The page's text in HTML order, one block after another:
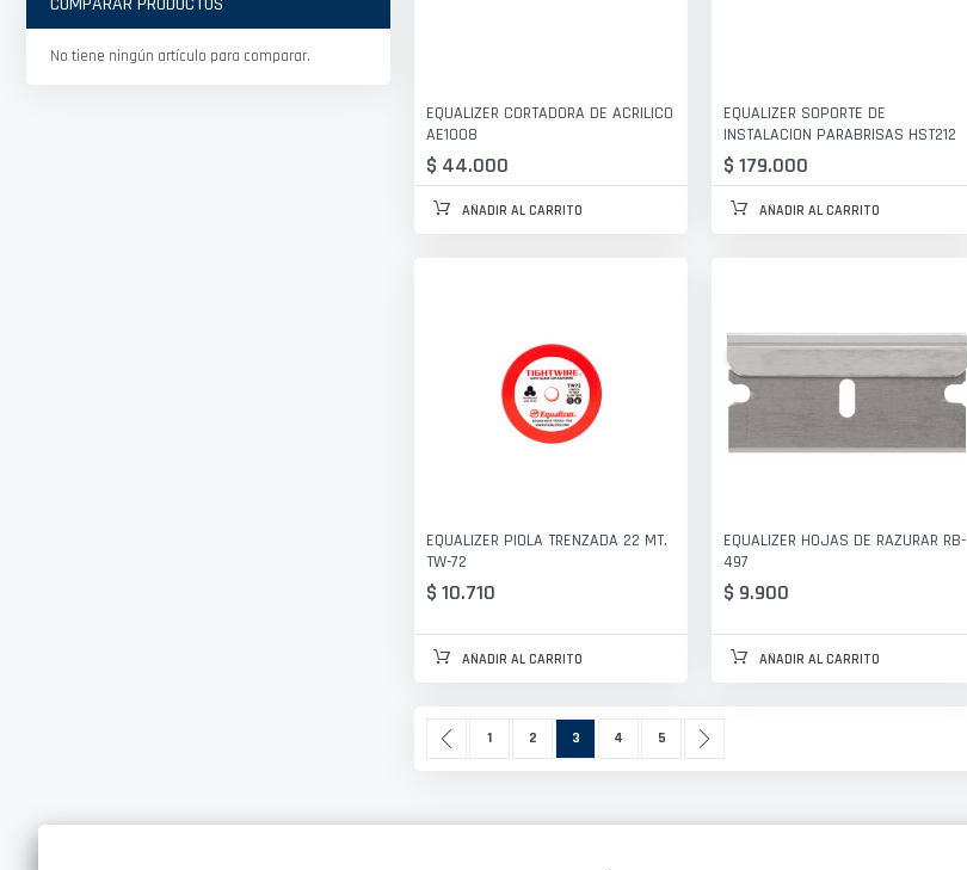
EQUALIZER CORTADORA DE ACRILICO
AE1008
$ 44.000
AÑADIR AL CARRITO
EQUALIZER SOPORTE DE
INSTALACION PARABRISAS HST212
$ 179.000
AÑADIR AL CARRITO
EQUALIZER PIOLA TRENZADA 22 MT.
TW-72
$ 10.710
AÑADIR AL CARRITO
EQUALIZER HOJAS DE RAZURAR RB-
497
$ 9.900
AÑADIR AL CARRITO
Página
Página
Anterior
Página
1 Página
2 Actualmente estás leyendo página
3 Página
4 Página
5
No tiene ningún artículo para comparar.